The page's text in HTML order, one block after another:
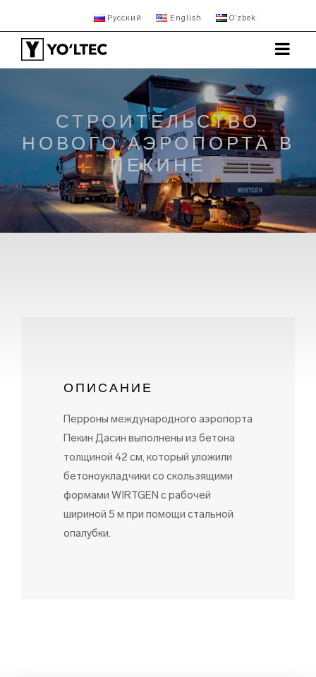
Русский English Oʻzbek
СТРОИТЕЛЬСТВО
НОВОГО АЭРОПОРТА В
ПЕКИНЕ
ОПИСАНИЕ
Перроны международного аэропорта
Пекин Дасин выполнены из бетона
толщиной 42 см, который уложили
бетоноукладчики со скользящими
формами WIRTGEN с рабочей
шириной 5 м при помощи стальной
опалубки.